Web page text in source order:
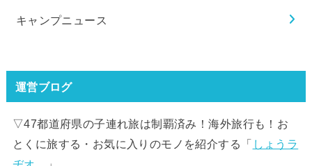
キャンプニュース
運営ブログ
▽47都道府県の子連れ旅は制覇済み！海外旅行も！お
とくに旅する・お気に入りのモノを紹介する「 しょうラ